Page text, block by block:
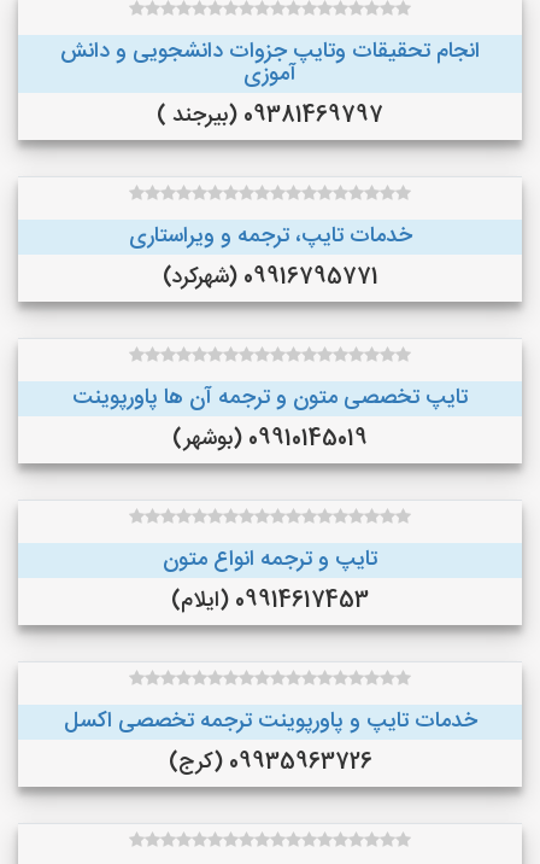
انجام تحقیقات وتایپ جزوات دانشجویی و دانش
آموزی
09381469797 (بیرجند )
خدمات تایپ، ترجمه و ویراستاری
09916795771 (شهرکرد)
تایپ تخصصی متون و ترجمه آن ها پاورپوینت
09910145019 (بوشهر)
تایپ و ترجمه انواع متون
09914617453 (ایلام)
خدمات تایپ و پاورپوینت ترجمه تخصصی اکسل
09935963726 (کرج)